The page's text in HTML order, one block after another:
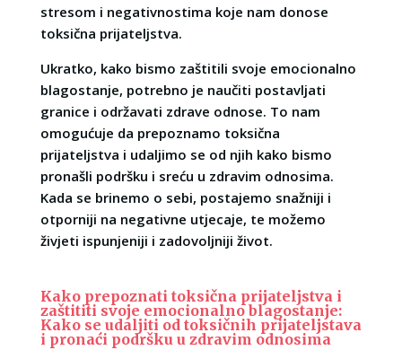
stresom i negativnostima koje nam donose
toksična prijateljstva.
Ukratko, kako bismo zaštitili svoje emocionalno
blagostanje, potrebno je naučiti postavljati
granice i održavati zdrave odnose. To nam
omogućuje da prepoznamo toksična
prijateljstva i udaljimo se od njih kako bismo
pronašli podršku i sreću u zdravim odnosima.
Kada se brinemo o sebi, postajemo snažniji i
otporniji na negativne utjecaje, te možemo
živjeti ispunjeniji i zadovoljniji život.
Kako prepoznati toksična prijateljstva i
zaštititi svoje emocionalno blagostanje:
Kako se udaljiti od toksičnih prijateljstava
i pronaći podršku u zdravim odnosima